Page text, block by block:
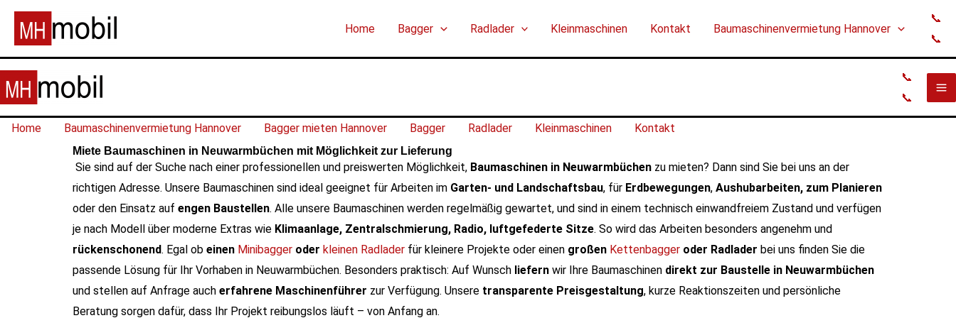
Home Bagger Radlader Kleinmaschinen Kontakt Baumaschinenvermietung Hannover
📞
📞
📞
📞
Home Baumaschinenvermietung Hannover Bagger mieten Hannover Bagger Radlader Kleinmaschinen Kontakt
Miete Baumaschinen in Neuwarmbüchen mit Möglichkeit zur Lieferung
Sie sind auf der Suche nach einer professionellen und preiswerten Möglichkeit, Baumaschinen in Neuwarmbüchen zu mieten? Dann sind Sie bei uns an der
richtigen Adresse. Unsere Baumaschinen sind ideal geeignet für Arbeiten im Garten- und Landschaftsbau, für Erdbewegungen, Aushubarbeiten, zum Planieren
oder den Einsatz auf engen Baustellen. Alle unsere Baumaschinen werden regelmäßig gewartet, und sind in einem technisch einwandfreiem Zustand und verfügen
je nach Modell über moderne Extras wie Klimaanlage, Zentralschmierung, Radio, luftgefederte Sitze. So wird das Arbeiten besonders angenehm und
rückenschonend. Egal ob einen Minibagger oder kleinen Radlader für kleinere Projekte oder einen großen Kettenbagger oder Radlader bei uns finden Sie die
passende Lösung für Ihr Vorhaben in Neuwarmbüchen. Besonders praktisch: Auf Wunsch liefern wir Ihre Baumaschinen direkt zur Baustelle in Neuwarmbüchen
und stellen auf Anfrage auch erfahrene Maschinenführer zur Verfügung. Unsere transparente Preisgestaltung, kurze Reaktionszeiten und persönliche
Beratung sorgen dafür, dass Ihr Projekt reibungslos läuft – von Anfang an.